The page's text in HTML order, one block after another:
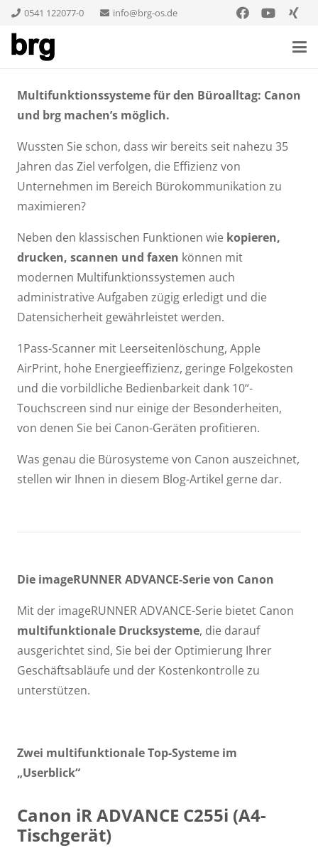
0541 122077-0 info@brg-os.de
Multifunktionssysteme fürden Büroalltag: Canon
und brg machen’s möglich.
Wussten Sie schon, dass wir bereits seit nahezu 35
Jahren das Ziel verfolgen, die Effizienz von
Unternehmen im Bereich Bürokommunikation zu
maximieren?
Neben den klassischen Funktionen wie kopieren,
drucken, scannen und faxen können mit
modernen Multifunktionssystemen auch
administrative Aufgaben zügig erledigt und die
Datensicherheit gewährleistet werden.
1Pass-Scanner mit Leerseitenlöschung, Apple
AirPrint, hohe Energieeffizienz, geringe Folgekosten
und die vorbildliche Bedienbarkeit dank 10“-
Touchscreen sind nur einige der Besonderheiten,
von denen Sie bei Canon-Geräten profitieren.
Was genau die Bürosysteme von Canon auszeichnet,
stellen wir Ihnen in diesem Blog-Artikel gerne dar.
Die imageRUNNER ADVANCE-Serie von Canon
Mit der imageRUNNER ADVANCE-Serie bietet Canon
multifunktionale Drucksysteme, die darauf
ausgerichtet sind, Sie bei der Optimierung Ihrer
Geschäftsabläufe und der Kostenkontrolle zu
unterstützen.
Zwei multifunktionaleTop-Systeme im
„Userblick“
Canon iR ADVANCE C255i (A4-
Tischgerät)